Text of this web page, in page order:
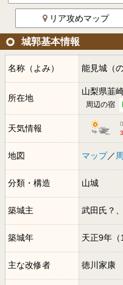
リア攻めマップ
城郭基本情報
名称（よみ） 能見城（
所在地
山梨県韮
周辺の宿
天気情報
地図 マップ／
分類・構造 山城
築城主 武田氏？
築城年 天正9年（
主な改修者 徳川家康